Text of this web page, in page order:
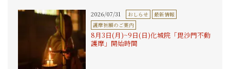
2026/07/31 おしらせ
最新情報
護摩祈願のご案内
8月3日(月)~9日(日)化城院「毘沙門不動
護摩」開始時間